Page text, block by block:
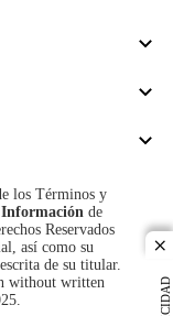
los Términos y
de
Reservados
así como su
de su titular.
without written